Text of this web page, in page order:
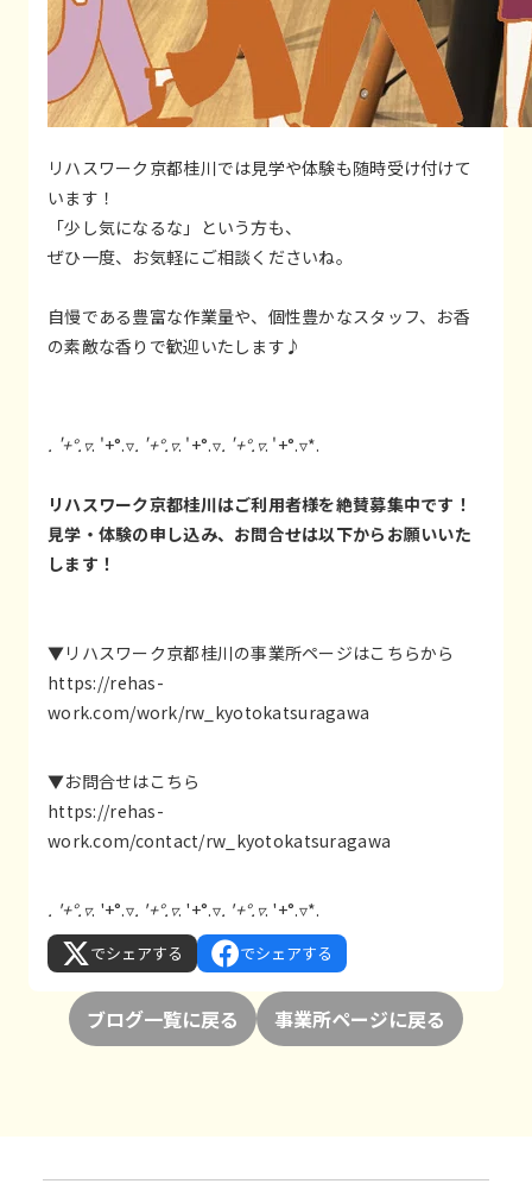
リハスワーク京都桂川では見学や体験も随時受け付けて
います！
「少し気になるな」という方も、
ぜひ一度、お気軽にご相談くださいね。
自慢である豊富な作業量や、個性豊かなスタッフ、お香
の素敵な香りで歓迎いたします♪
. '+°.▿. '+°.▿. '+°.▿. '+°.▿. '+°.▿. '+°.▿*.
リハスワーク京都桂川はご利用者様を絶賛募集中です！
見学・体験の申し込み、お問合せは以下からお願いいた
します！
▼リハスワーク京都桂川の事業所ページはこちらから
https://rehas-
work.com/work/rw_kyotokatsuragawa
▼お問合せはこちら
https://rehas-
work.com/contact/rw_kyotokatsuragawa
. '+°.▿. '+°.▿. '+°.▿. '+°.▿. '+°.▿. '+°.▿*.
でシェアする でシェアする
ブログ一覧に戻る 事業所ページに戻る